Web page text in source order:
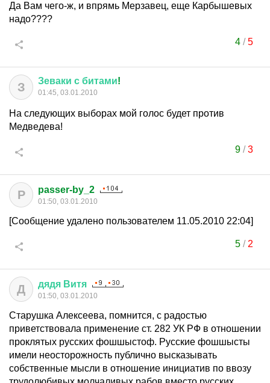
Да Вам чего-ж, и впрямь Мерзавец, еще Карбышевых
надо????
4/5
З Зеваки с битами!
01:45, 03.01.2010
На следующих выборах мой голос будет против
Медведева!
9/3
P passer-by_2
01:50, 03.01.2010
[Сообщение удалено пользователем 11.05.2010 22:04]
5/ 2
Д дядя Витя
01:50, 03.01.2010
Старушка Алексеева, помнится, с радостью
приветствовала применение ст. 282 УК РФ в отношении
проклятых русских фошшыстоф. Русские фошшысты
имели неосторожность публично высказывать
собственные мысли в отношение инициатив по ввозу